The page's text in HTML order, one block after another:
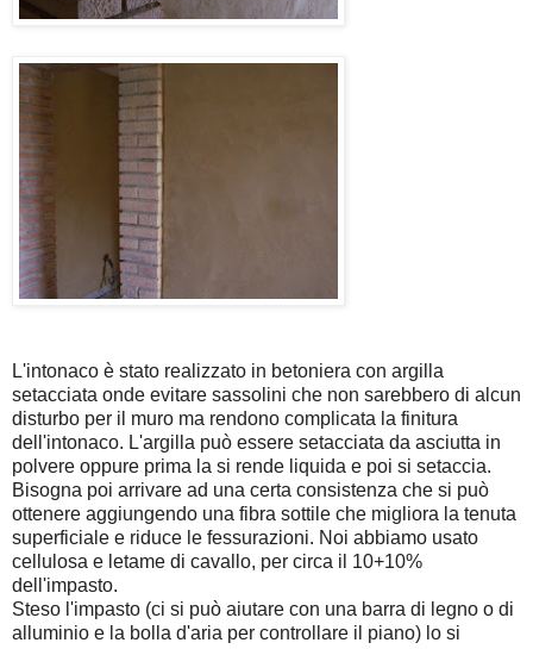
L'intonaco è stato realizzato in betoniera con argilla
setacciata onde evitare sassolini che non sarebbero di alcun
disturbo per il muro ma rendono complicata la finitura
dell'intonaco. L'argilla può essere setacciata da asciutta in
polvere oppure prima la si rende liquida e poi si setaccia.
Bisogna poi arrivare ad una certa consistenza che si può
ottenere aggiungendo una fibra sottile che migliora la tenuta
superficiale e riduce le fessurazioni. Noi abbiamo usato
cellulosa e letame di cavallo, per circa il 10+10%
dell'impasto.
Steso l'impasto (ci si può aiutare con una barra di legno o di
alluminio e la bolla d'aria per controllare il piano) lo si